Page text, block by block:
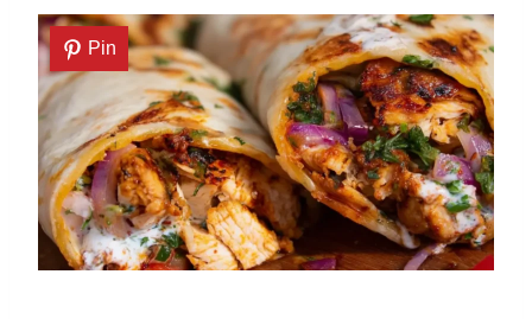
Pin